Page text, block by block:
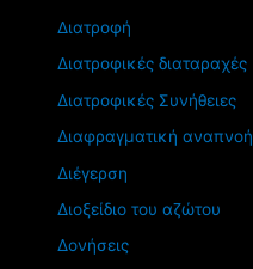
Διατροφή
Διατροφικές διαταραχές
Διατροφικές Συνήθειες
Διαφραγματική αναπνοή
Διέγερση
Διοξείδιο του αζώτου
Δονήσεις